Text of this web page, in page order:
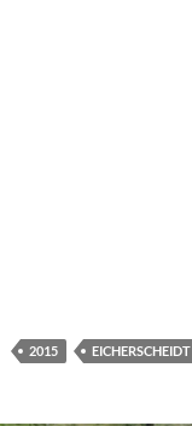
2015 EICHERSCHEIDT